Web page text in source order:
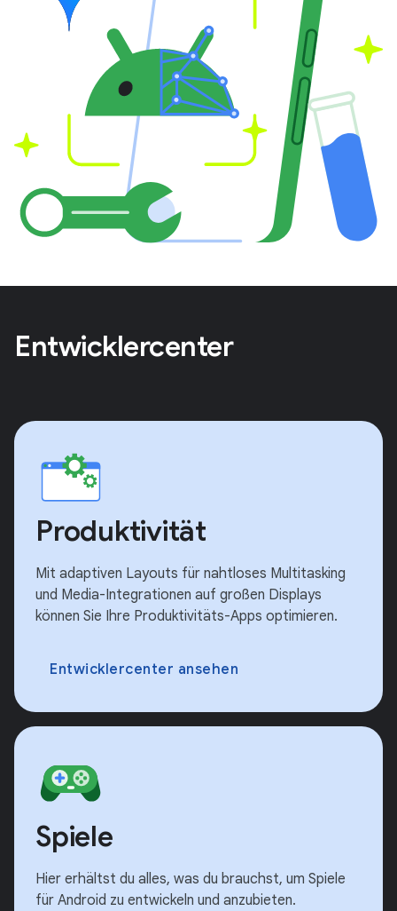
Entwicklercenter
Produktivität
Mit adaptiven Layouts für nahtloses Multitasking
und Media-Integrationen auf großen Displays
können Sie Ihre Produktivitäts-Apps optimieren.
Entwicklercenter ansehen
Spiele
Hier erhältst du alles, was du brauchst, um Spiele
für Android zu entwickeln und anzubieten.